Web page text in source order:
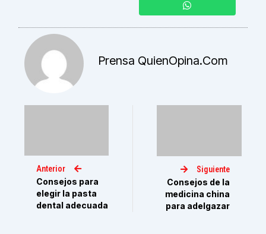
Prensa QuienOpina.com
Anterior
Consejos para
elegir la pasta
dental adecuada
Siguiente
Consejos de la
medicina china
para adelgazar